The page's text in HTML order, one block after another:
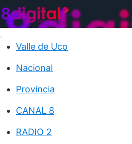
Saltar
al
contenido
Valle de Uco
Nacional
Provincia
CANAL 8
RADIO 2